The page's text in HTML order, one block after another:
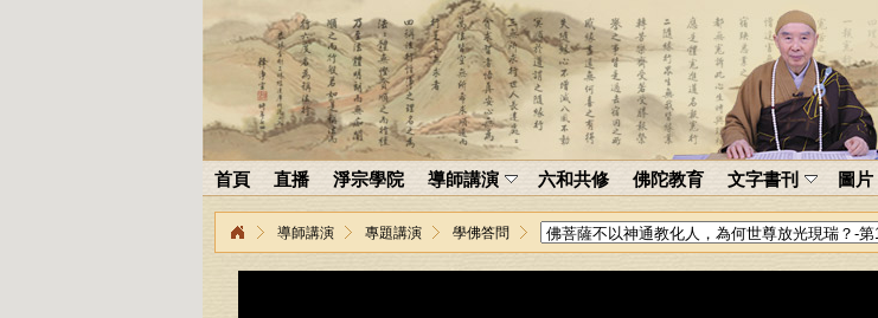
首頁 直播 淨宗學院 導師講演 六和共修 佛陀教育 文字書刊 圖片
導師講演 專題講演 學佛答問